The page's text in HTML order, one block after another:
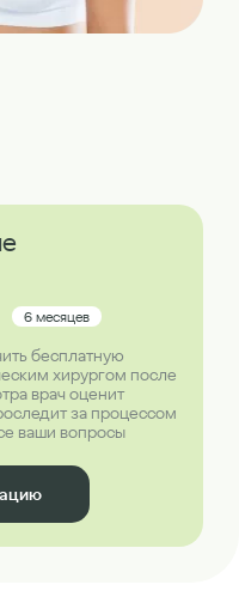
6 месяцев
бесплатную
хирургом после
врач оценит
за процессом
ваши вопросы